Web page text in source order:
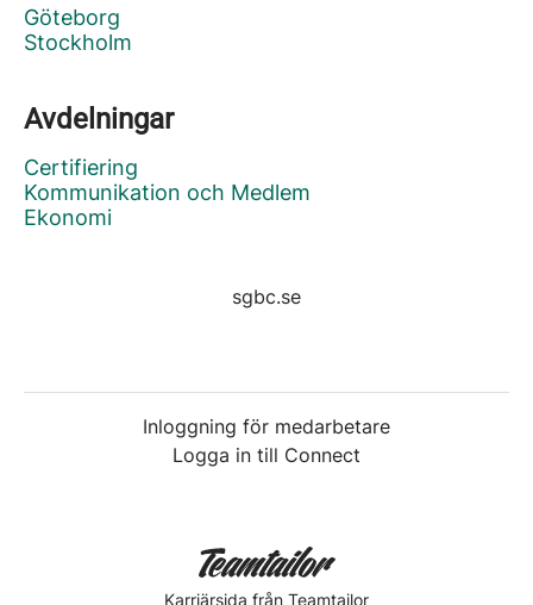
Göteborg
Stockholm
Avdelningar
Certifiering
Kommunikation och Medlem
Ekonomi
sgbc.se
Inloggning för medarbetare
Logga in till Connect
Karriärsida från Teamtailor